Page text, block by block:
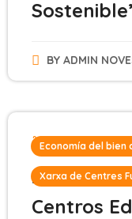
BYADMIN
Economía del bien
Xarxa de Centres
25 de
25
Centros